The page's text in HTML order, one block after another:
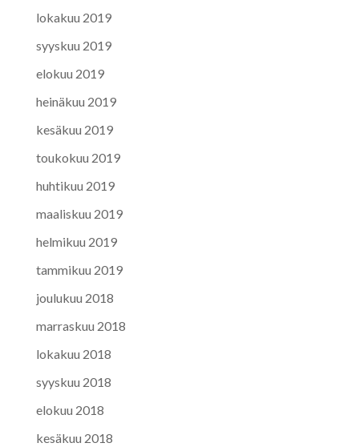
lokakuu 2019
syyskuu 2019
elokuu 2019
heinäkuu 2019
kesäkuu 2019
toukokuu 2019
huhtikuu 2019
maaliskuu 2019
helmikuu 2019
tammikuu 2019
joulukuu 2018
marraskuu 2018
lokakuu 2018
syyskuu 2018
elokuu 2018
kesäkuu 2018